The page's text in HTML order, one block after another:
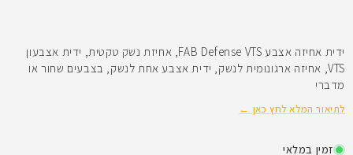
ידית אחיזה אצבע FAB Defense VTS, אחיזת נשק טקטית, ידית אצבעון
VTS, אחיזה ארגונומית לנשק, ידית אצבע אחת לנשק, בצבעים שחור או
מדברי
לתיאור המלא לחץ כאן ←
זמין במלאי